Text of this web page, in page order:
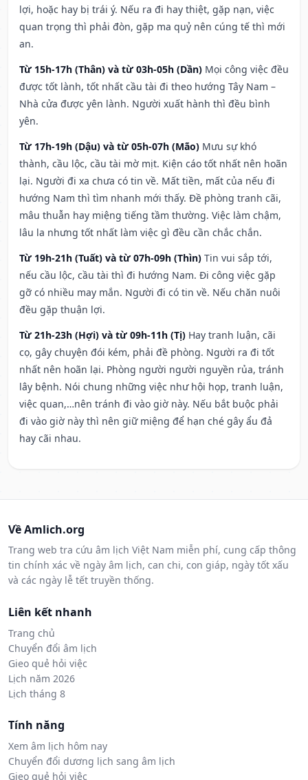
lợi, hoặc hay bị trái ý. Nếu ra đi hay thiệt, gặp nạn, việc
quan trọng thì phải đòn, gặp ma quỷ nên cúng tế thì mới
an.
Từ 15h-17h (Thân) và từ 03h-05h (Dần) Mọi công việc đều
được tốt lành, tốt nhất cầu tài đi theo hướng Tây Nam –
Nhà cửa được yên lành. Người xuất hành thì đều bình
yên.
Từ 17h-19h (Dậu) và từ 05h-07h (Mão) Mưu sự khó
thành, cầu lộc, cầu tài mờ mịt. Kiện cáo tốt nhất nên hoãn
lại. Người đi xa chưa có tin về. Mất tiền, mất của nếu đi
hướng Nam thì tìm nhanh mới thấy. Đề phòng tranh cãi,
mâu thuẫn hay miệng tiếng tầm thường. Việc làm chậm,
lâu la nhưng tốt nhất làm việc gì đều cần chắc chắn.
Từ 19h-21h (Tuất) và từ 07h-09h (Thìn) Tin vui sắp tới,
nếu cầu lộc, cầu tài thì đi hướng Nam. Đi công việc gặp
gỡ có nhiều may mắn. Người đi có tin về. Nếu chăn nuôi
đều gặp thuận lợi.
Từ 21h-23h (Hợi) và từ 09h-11h (Tị) Hay tranh luận, cãi
cọ, gây chuyện đói kém, phải đề phòng. Người ra đi tốt
nhất nên hoãn lại. Phòng người người nguyền rủa, tránh
lây bệnh. Nói chung những việc như hội họp, tranh luận,
việc quan,…nên tránh đi vào giờ này. Nếu bắt buộc phải
đi vào giờ này thì nên giữ miệng để hạn ché gây ẩu đả
hay cãi nhau.
Về Amlich.org
Trang web tra cứu âm lịch Việt Nam miễn phí, cung cấp thông
tin chính xác về ngày âm lịch, can chi, con giáp, ngày tốt xấu
và các ngày lễ tết truyền thống.
Liên kết nhanh
Trang chủ
Chuyển đổi âm lịch
Gieo quẻ hỏi việc
Lịch năm 2026
Lịch tháng 8
Tính năng
Xem âm lịch hôm nay
Chuyển đổi dương lịch sang âm lịch
Gieo quẻ hỏi việc